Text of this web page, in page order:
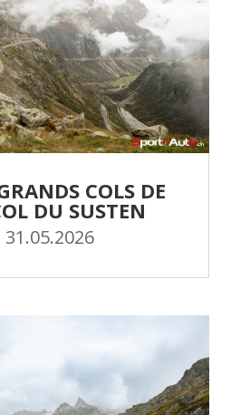
COLS DE
DU SUSTEN
31.05.2026